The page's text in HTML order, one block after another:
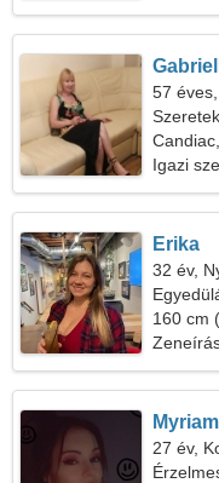
57
Igazi
Erika
32 év,
160 cm
Myriam
27 év,